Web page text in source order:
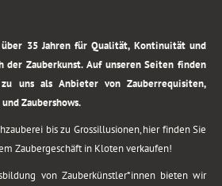
35 Jahren für Qualität, Kontinuität und
der Zauberkunst. Auf unseren Seiten finden
uns als Anbieter von Zauberrequisiten,
Zaubershows.
bis zu Grossillusionen, hier finden Sie
Zaubergeschäft in Kloten verkaufen!
von Zauberkünstler*innen bieten wir